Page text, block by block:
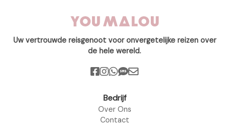
Uw vertrouwde reisgenoot voor onvergetelijke reizen over
de hele wereld.
Bedrijf
Over Ons
Contact